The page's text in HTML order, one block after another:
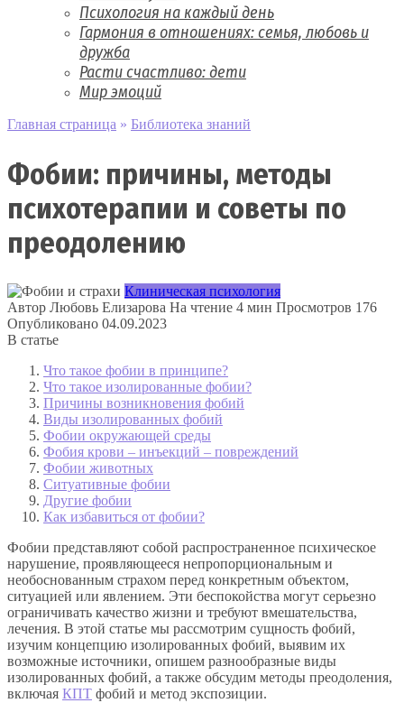
Психология на каждый день
Гармония в отношениях: семья, любовь и
дружба
Расти счастливо: дети
Мир эмоций
Главная страница » Библиотека знаний
Фобии: причины, методы
психотерапии и советы по
преодолению
Клиническая психология
Автор Любовь Елизарова На чтение 4 мин Просмотров 176
Опубликовано 04.09.2023
В статье
Что такое фобии в принципе?
Что такое изолированные фобии?
Причины возникновения фобий
Виды изолированных фобий
Фобии окружающей среды
Фобия крови – инъекций – повреждений
Фобии животных
Ситуативные фобии
Другие фобии
Как избавиться от фобии?
Фобии представляют собой распространенное психическое
нарушение, проявляющееся непропорциональным и
необоснованным страхом перед конкретным объектом,
ситуацией или явлением. Эти беспокойства могут серьезно
ограничивать качество жизни и требуют вмешательства,
лечения. В этой статье мы рассмотрим сущность фобий,
изучим концепцию изолированных фобий, выявим их
возможные источники, опишем разнообразные виды
изолированных фобий, а также обсудим методы преодоления,
включая КПТ фобий и метод экспозиции.